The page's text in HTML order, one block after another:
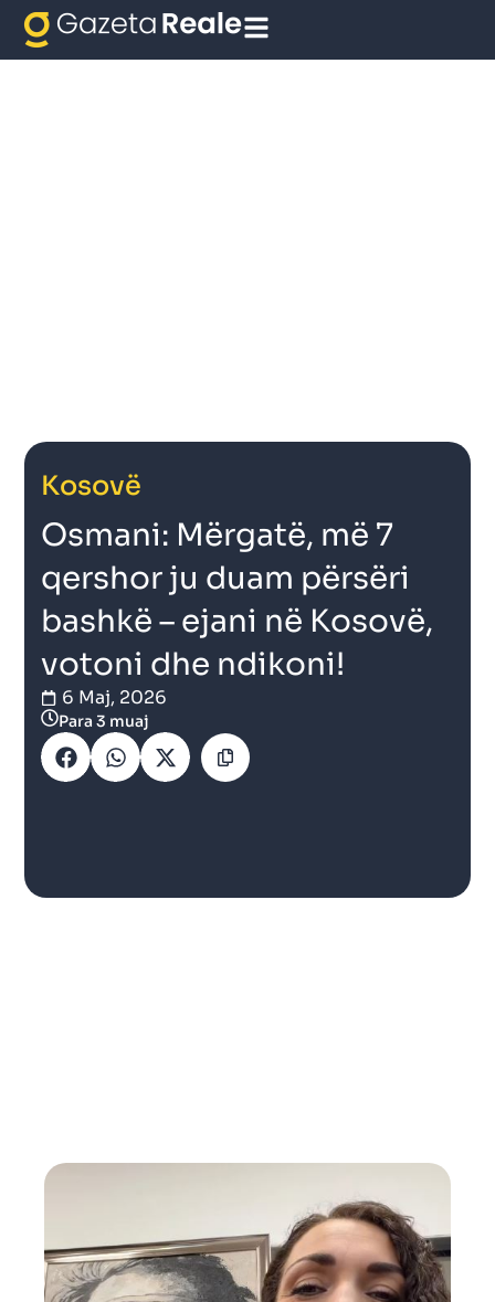
Kosovë
Osmani: Mërgatë, më 7
qershor ju duam përsëri
bashkë – ejani në Kosovë,
votoni dhe ndikoni!
6 Maj, 2026
Para 3 muaj